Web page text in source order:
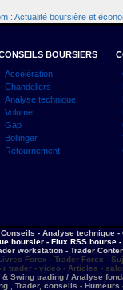
: Actualité boursière et
BOURSIERS
Accélération
Chandeliers
Analyse technique
Volume
Gap
Bollinger
Retournement
- Analyse technique
boursier - Flux RSS bourse
workstation - Trader
Forex - Trader Forex -
trader - video - Articles -
& Swing trading / Analyse
, Trader, conseils -